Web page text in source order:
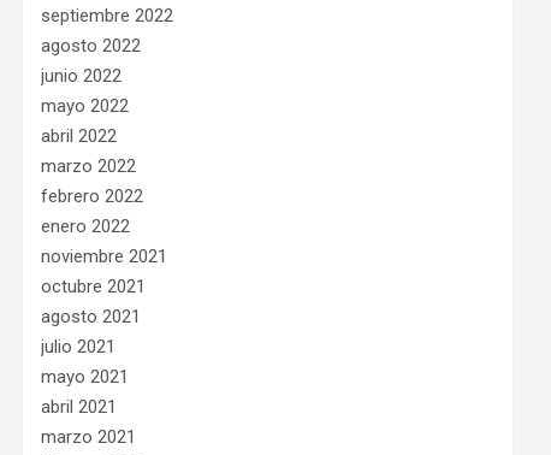
septiembre 2022
agosto 2022
junio 2022
mayo 2022
abril 2022
marzo 2022
febrero 2022
enero 2022
noviembre 2021
octubre 2021
agosto 2021
julio 2021
mayo 2021
abril 2021
marzo 2021